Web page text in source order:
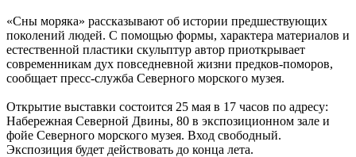
«Сны моряка» рассказывают об истории предшествующих
поколений людей. С помощью формы, характера материалов и
естественной пластики скульптур автор приоткрывает
современникам дух повседневной жизни предков-поморов,
сообщает пресс-служба Северного морского музея.
Открытие выставки состоится 25 мая в 17 часов по адресу:
Набережная Северной Двины, 80 в экспозиционном зале и
фойе Северного морского музея. Вход свободный.
Экспозиция будет действовать до конца лета.